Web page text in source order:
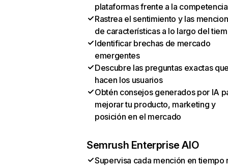
plataformas frente a la competencia
Rastrea el sentimiento y las
de características a lo largo del
Identificar brechas de mercado
emergentes
Descubre las preguntas exactas
hacen los usuarios
Obtén consejos generados por IA
mejorar tu producto, marketing y
posición en el mercado
Semrush Enterprise AIO
Supervisa cada mención en tiempo